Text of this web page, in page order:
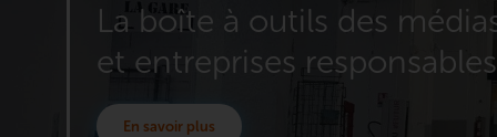
La boîte à outils des
et entreprises responsables
En savoir plus